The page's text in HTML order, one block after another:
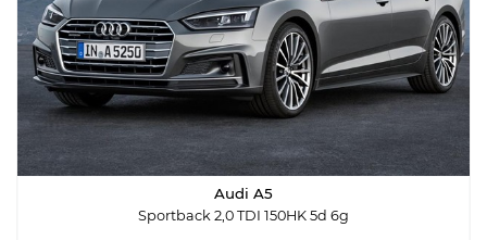
Audi A5
Sportback 2,0 TDI 150HK 5d 6g